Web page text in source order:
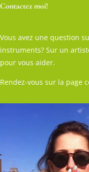
Contactez moi!
Vous avez une question
instruments? Sur un
pour vous aider.
Rendez-vous sur la page